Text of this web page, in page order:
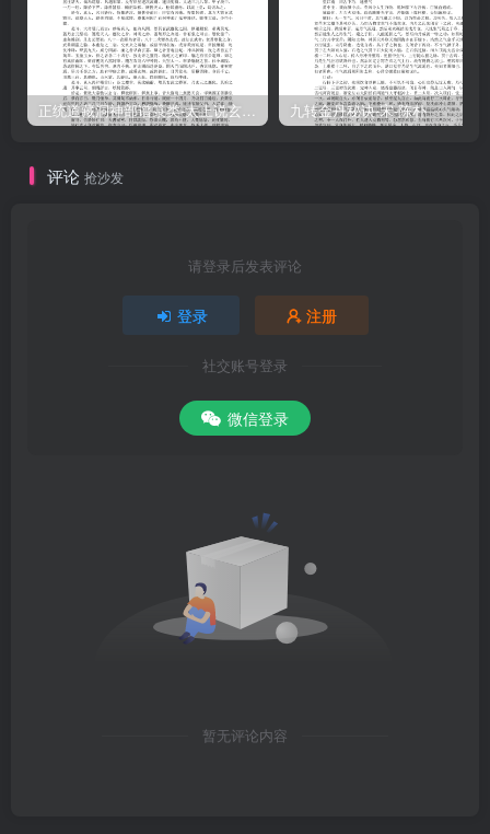
九转金丹秘诀-宋-陈朴
评论 抢沙发
请登录后发表评论
登录 注册
社交账号登录
微信登录
暂无评论内容